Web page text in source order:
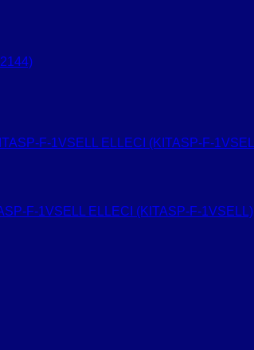
F-1VSELL ELLECI (KITASP-F-1VSELL)